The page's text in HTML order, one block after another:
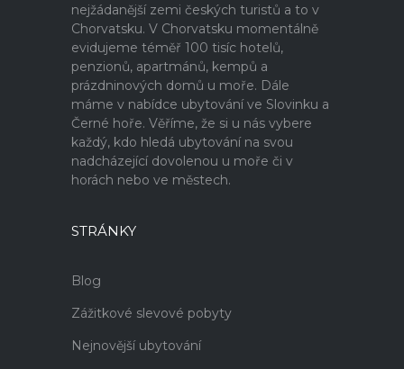
nejžádanější zemi českých turistů a to v
Chorvatsku. V Chorvatsku momentálně
evidujeme téměř 100 tisíc hotelů,
penzionů, apartmánů, kempů a
prázdninových domů u moře. Dále
máme v nabídce ubytování ve Slovinku a
Černé hoře. Věříme, že si u nás vybere
každý, kdo hledá ubytování na svou
nadcházející dovolenou u moře či v
horách nebo ve městech.
STRÁNKY
Blog
Zážitkové slevové pobyty
Nejnovější ubytování